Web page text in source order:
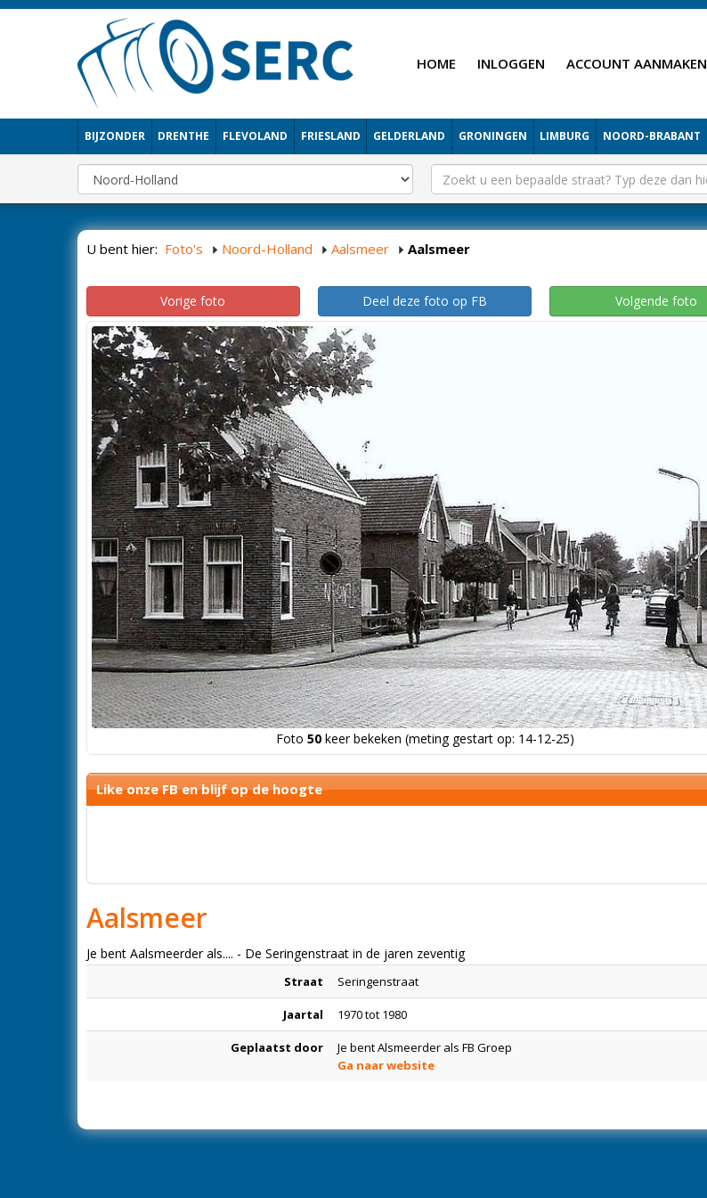
HOME INLOGGEN ACCOUNT AANMAKEN
BIJZONDER DRENTHE FLEVOLAND FRIESLAND GELDERLAND GRONINGEN LIMBURG NOORD-BRABANT
U bent hier: Foto's Noord-Holland Aalsmeer Aalsmeer
Vorige foto Deel deze foto op FB Volgende foto
Foto 50keer bekeken (meting gestart op: 14-12-25)
Like onze FB en blijf op de hoogte
Aalsmeer
Je bent Aalsmeerder als.... - De Seringenstraat in de jaren zeventig
Straat Seringenstraat
Jaartal 1970 tot 1980
Geplaatst door
Je bent Alsmeerder als FB Groep
Ga naar website